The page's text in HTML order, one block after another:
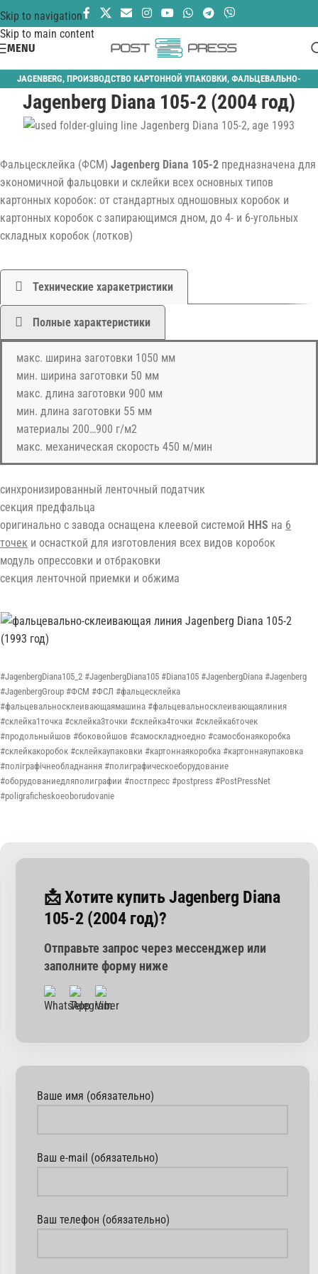
Skip to navigation
Skip to main content
MENU
JAGENBERG, ПРОИЗВОДСТВО КАРТОННОЙ УПАКОВКИ, ФАЛЬЦЕВАЛЬНО-
СКЛЕИВАЮЩИЕ
Jagenberg Diana 105-2 (2004 год)
Фальцесклейка (ФСМ) Jagenberg Diana 105-2 предназначена для
экономичной фальцовки и склейки всех основных типов
картонных коробок: от стандартных одношовных коробок и
картонных коробок с запирающимся дном, до 4- и 6-угольных
складных коробок (лотков)
Технические харакетристики
Полные характеристики
макс. ширина заготовки 1050 мм
мин. ширина заготовки 50 мм
макс. длина заготовки 900 мм
мин. длина заготовки 55 мм
материалы 200…900 г/м2
макс. механическая скорость 450 м/мин
синхронизированный ленточный податчик
секция предфальца
оригинально с завода оснащена клеевой системой HHS на 6
точек и оснасткой для изготовления всех видов коробок
модуль опрессовки и отбраковки
секция ленточной приемки и обжима
#JagenbergDiana105_2 #JagenbergDiana105 #Diana105 #JagenbergDiana #Jagenberg
#JagenbergGroup #ФСМ #ФСЛ #фальцесклейка
#фальцевальносклеивающаямашина #фальцевальносклеивающаялиния
#склейка1точка #склейка3точки #склейка4точки #склейка6точек
#продольныйшов #боковойшов #самоскладноедно #самосбонаякоробка
#склейкакоробок #склейкаупаковки #картоннаякоробка #картоннаяупаковка
#поліграфічнеобладнання #полиграфическоеборудование
#оборудованиедляполиграфии #постпресс #postpress #PostPressNet
#poligraficheskoeoborudovanie
📩 Хотите купить Jagenberg Diana
105-2 (2004 год)?
Отправьте запрос через мессенджер или
заполните форму ниже
Ваше имя (обязательно)
Ваш e-mail (обязательно)
Ваш телефон (обязательно)